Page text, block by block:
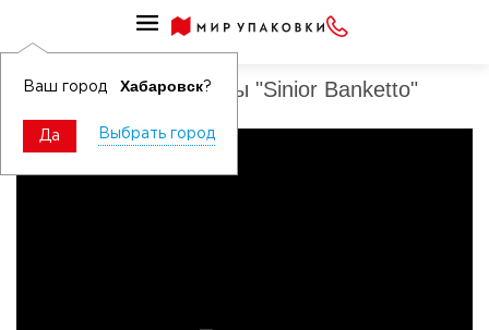
Ваш город Хабаровск?
Да Выбрать город
Новая линейка посуды "Sinior Banketto"